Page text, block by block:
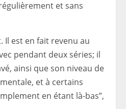
et sans
Il est en fait revenu au
pendant deux séries; il
ainsi que son niveau de
et à certains
en étant là-bas”,